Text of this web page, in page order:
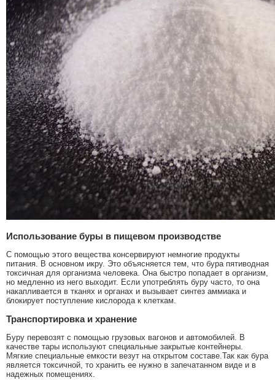
Использование буры в пищевом производстве
С помощью этого вещества консервируют немногие продукты
питания. В основном икру. Это объясняется тем, что бура пятиводная
токсичная для организма человека. Она быстро попадает в организм,
но медленно из него выходит. Если употреблять буру часто, то она
накапливается в тканях и органах и вызывает синтез аммиака и
блокирует поступление кислорода к клеткам.
Транспортировка и хранение
Буру перевозят с помощью грузовых вагонов и автомобилей. В
качестве тары используют специальные закрытые контейнеры.
Мягкие специальные емкости везут на открытом составе.Так как бура
является токсичной, то хранить ее нужно в запечатанном виде и в
надежных помещениях.